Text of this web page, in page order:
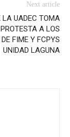
Next article
LA UADEC TOMA
PROTESTA A LOS
FIME Y FCPYS
UNIDAD LAGUNA